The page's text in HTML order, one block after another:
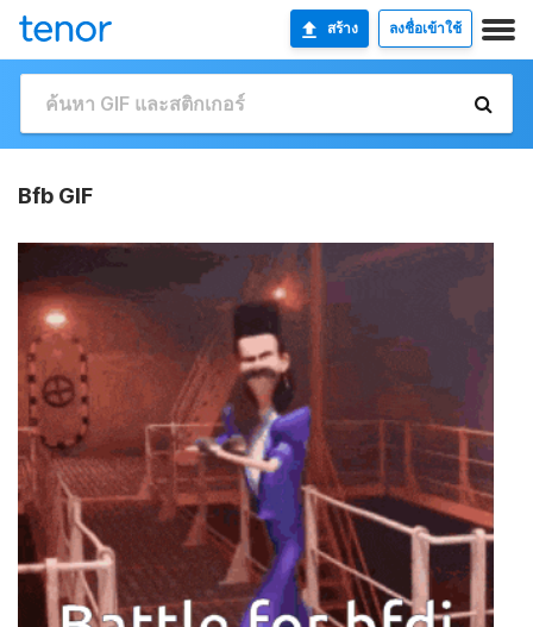
สร้าง ลงชื่อเข้าใช้
Bfb GIF